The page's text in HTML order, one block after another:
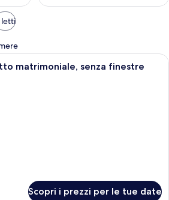
letti
Camera da letto con un letto, un
matrimoniale, senza finestre
Scopri i prezzi per le tue date